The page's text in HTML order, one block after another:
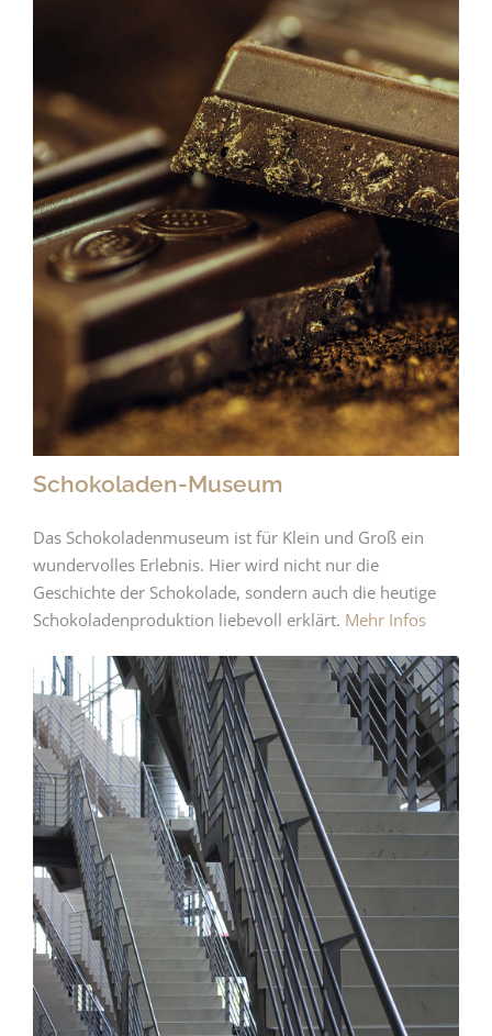
Schokoladen-Museum
Das Schokoladenmuseum ist für Klein und Groß ein
wundervolles Erlebnis. Hier wird nicht nur die
Geschichte der Schokolade, sondern auch die heutige
Schokoladenproduktion liebevoll erklärt. Mehr Infos